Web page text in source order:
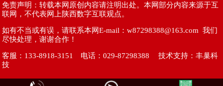
免责声明：转载本网原创内容请注明出处。本网部分内容来源于互
联网，不代表网上陕西数字互联观点。
如有不当或有误，请联系本网E-mail：w87298388@163.com 我们
尽快处理，谢谢合作！
客服：133-8918-3151 电话：029-87298388 技术支持： 丰巢科
技